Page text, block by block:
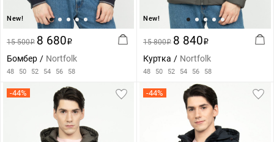
New!
15 500i 8 680i
Бомбер Nortfolk
48 50 52 54 56 58
New!
15 800i 8 840i
Куртка Nortfolk
48 50 52 54 56 58
-44% -44%